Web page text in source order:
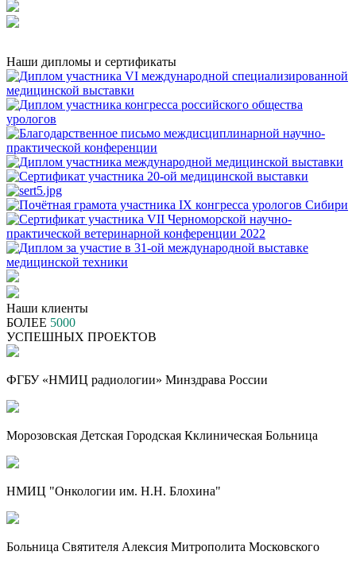
Наши дипломы и сертификаты
Наши клиенты
БОЛЕЕ 5000
УСПЕШНЫХ ПРОЕКТОВ
ФГБУ «НМИЦ радиологии» Минздрава России
Морозовская Детская Городская Кклиническая Больница
НМИЦ "Онкологии им. Н.Н. Блохина"
Больница Святителя Алексия Митрополита Московского